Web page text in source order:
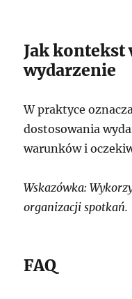
Jak kontekst
wydarzenie
W praktyce
dostosowania
warunków i
Wskazówka:
organizacji spotkań.
FAQ